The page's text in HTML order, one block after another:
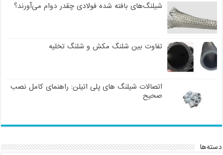
شیلنگ‌های بافته شده فولادی چقدر دوام می‌آورند؟
تفاوت بین شلنگ مکش و شلنگ تخلیه
اتصالات شیلنگ های پلی اتیلن: راهنمای کامل نصب
صحیح
دسته‌ها